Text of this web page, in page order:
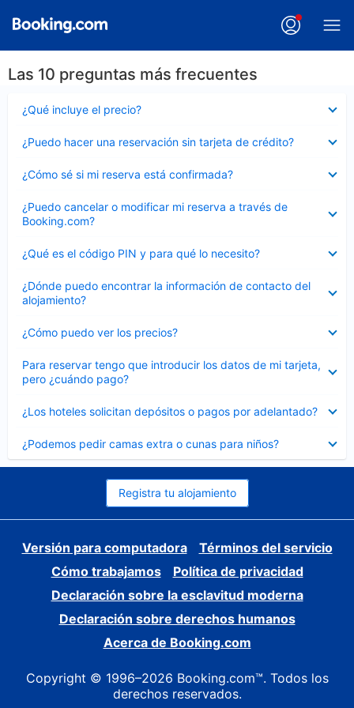
Las 10 preguntas más frecuentes
¿Qué incluye el precio?
cerrado
¿Puedo hacer una reservación sin tarjeta de crédito?
cerrado
¿Cómo sé si mi reserva está confirmada?
cerrado
¿Puedo cancelar o modificar mi reserva a través de
Booking.com?
cerrado
¿Qué es el código PIN y para qué lo necesito?
cerrado
¿Dónde puedo encontrar la información de contacto del
alojamiento?
cerrado
¿Cómo puedo ver los precios?
cerrado
Para reservar tengo que introducir los datos de mi tarjeta,
pero ¿cuándo pago?
cerrado
¿Los hoteles solicitan depósitos o pagos por adelantado?
cerrado
¿Podemos pedir camas extra o cunas para niños?
cerrado
Registra tu alojamiento
Versión para computadora
Términos del servicio
Cómo trabajamos
Política de privacidad
Declaración sobre la esclavitud moderna
Declaración sobre derechos humanos
Acerca de Booking.com
Copyright © 1996–2026 Booking.com™. Todos los
derechos reservados.